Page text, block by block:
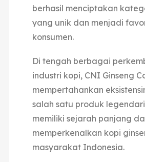
berhasil menciptakan
yang unik dan menjadi
konsumen.
Di tengah berbagai
industri kopi, CNI Ginseng
mempertahankan
salah satu produk
memiliki sejarah panjang
memperkenalkan kopi
masyarakat Indonesia.